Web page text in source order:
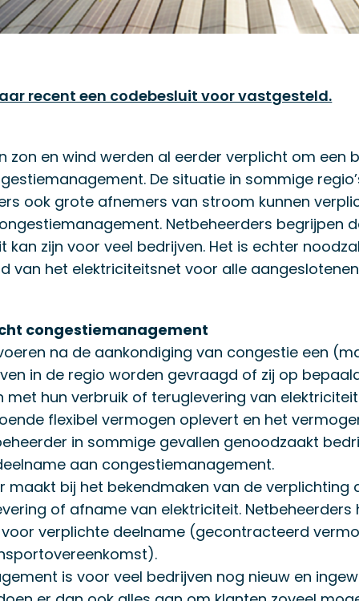
recent een codebesluit voor vastgesteld.
zon en wind werden al eerder verplicht om een
De situatie in sommige
ook grote afnemers van stroom kunnen
Netbeheerders begrijpen
kan zijn voor veel bedrijven. Het is echter
van het elektriciteitsnet voor alle
congestiemanagement
na de aankondiging van congestie een
in de regio worden gevraagd of zij op
met hun verbruik of teruglevering van
flexibel vermogen oplevert en het
in sommige gevallen genoodzaakt
aan congestiemanagement.
maakt bij het bekendmaken van de verplichting
of afname van elektriciteit. Netbeheerders
verplichte deelname (gecontracteerd
is voor veel bedrijven nog nieuw en